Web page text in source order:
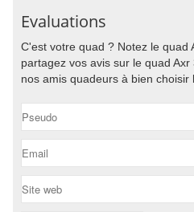
Evaluations
C'est votre quad ? Notez le quad
partagez vos avis sur le quad
nos amis quadeurs à bien choisir